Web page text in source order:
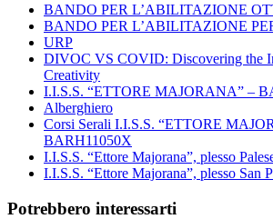
BANDO PER L’ABILITAZIONE
BANDO PER L’ABILITAZIONE
URP
DIVOC VS COVID: Discovering the
Creativity
I.I.S.S. “ETTORE MAJORANA” –
Alberghiero
Corsi Serali I.I.S.S. “ETTORE
BARH11050X
I.I.S.S. “Ettore Majorana”, plesso
I.I.S.S. “Ettore Majorana”, plesso San
Potrebbero interessarti